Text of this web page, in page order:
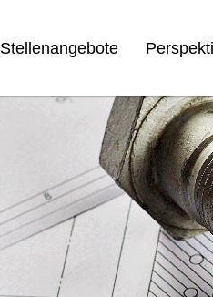
Stellenangebote